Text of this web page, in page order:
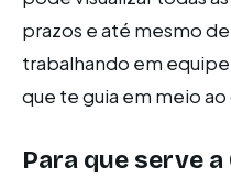
prazos e até mesmo
trabalhando em
que te guia em meio ao
Para que serve